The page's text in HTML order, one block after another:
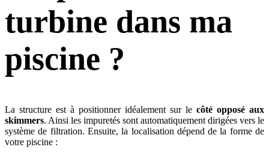
turbine dans ma
piscine ?
La structure est à positionner idéalement sur le côté opposé aux
skimmers. Ainsi les impuretés sont automatiquement dirigées vers le
système de filtration. Ensuite, la localisation dépend de la forme de
votre piscine :